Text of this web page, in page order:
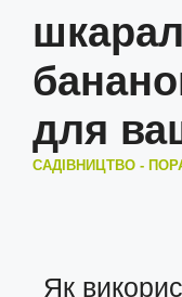
для
САДІВНИЦТВО -
Як